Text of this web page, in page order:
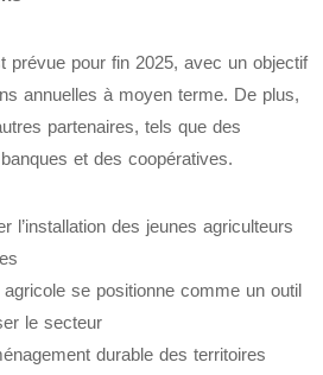
prévue pour fin 2025, avec un objectif
annuelles à moyen terme. De plus,
partenaires, tels que des
et des coopératives.
l’installation des jeunes agriculteurs
se positionne comme un outil
le secteur
durable des territoires